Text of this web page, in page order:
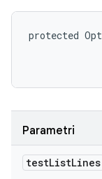
protected
Parametri
testListLines